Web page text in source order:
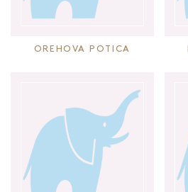
OREHOVA POTICA